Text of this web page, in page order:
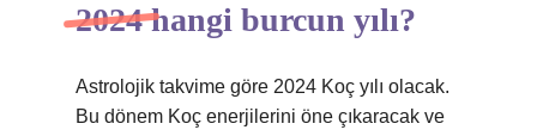
2024 hangi burcun yılı?
Astrolojik takvime göre 2024 Koç yılı olacak.
Bu dönem Koç enerjilerini öne çıkaracak ve